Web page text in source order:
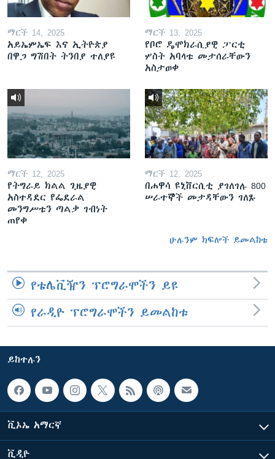
ማርች 14, 2025
አይኤምኤፍ እና ኢትዮጵያ
በዋጋ ግሽበት ትንበያ ተለያዩ
ማርች 13, 2025
የቦሮ ዴሞክራሲያዊ ፓርቲ
ሦስት አባላቱ መታሰራቸውን
አስታወቀ
ማርች 12, 2025
የትግራይ ክልል ጊዜያዊ
አስተዳደር የፌደራል
መንግሥቱን ጣልቃ ገብነት
ጠየቀ
ማርች 12, 2025
በሐዋሳ ዩኒቨርሲቲ ያገለገሉ 800
ሠራተኞች መታዳቸውን ገለጹ
ሁሉንም ክፍሎች ይመልከቱ
የቴሌቪዥን ፕሮግራሞችን ይዩ
የራዲዮ ፕሮግራሞችን ይመልከቱ
ይከተሉን
ቪኦኤ አማርኛ
ቪዲዮ